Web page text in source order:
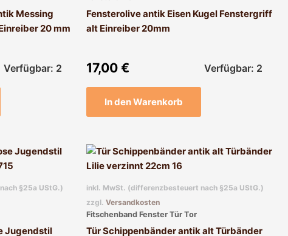
Messing
20 mm
Verfügbar: 2
Fensterolive antik Eisen Kugel Fenstergriff
alt Einreiber 20mm
17,00 € Verfügbar: 2
In den Warenkorb
§25a UStG.)
Jugendstil
inkl. MwSt. (differenzbesteuert nach §25a UStG.)
zzgl. Versandkosten
Fitschenband Fenster Tür Tor
Tür Schippenbänder antik alt Türbänder